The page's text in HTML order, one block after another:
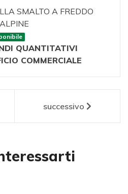
SMALTO A FREDDO
QUANTITATIVI
COMMERCIALE
successivo